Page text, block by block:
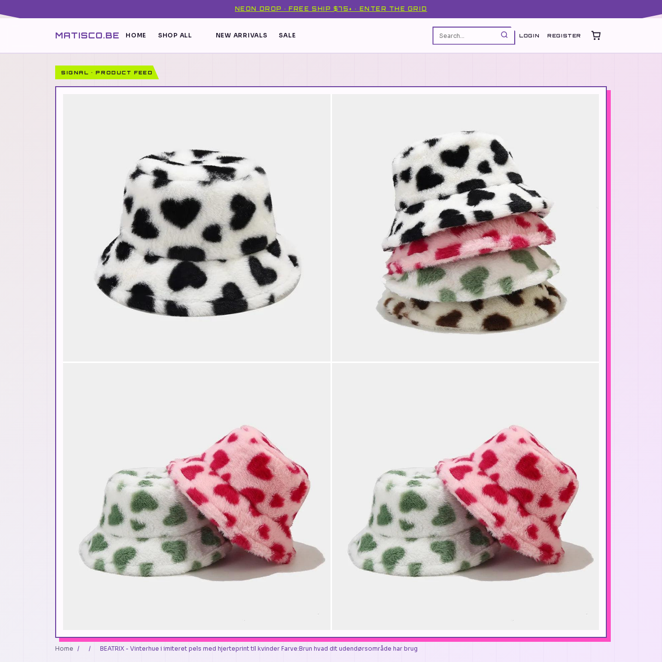
NEON DROP · FREE SHIP $75+ · ENTER THE GRID
MATISCO.BE HOME SHOP ALL NEW ARRIVALS SALE LOGIN REGISTER
SIGNAL · PRODUCT FEED
Home / / BEATRIX - Vinterhue i imiteret pels med hjerteprint til kvinder Farve:Brun hvad dit udendørsområde har brug